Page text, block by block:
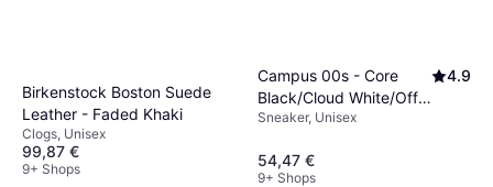
Birkenstock Boston Suede
Leather - Faded Khaki
Clogs, Unisex
99,87 €
9+ Shops
Campus 00s - Core
Black/Cloud White/Off
White
4.9
Sneaker, Unisex
54,47 €
9+ Shops